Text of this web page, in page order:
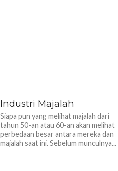
Industri Majalah
Siapa pun yang melihat majalah dari
tahun 50-an atau 60-an akan melihat
perbedaan besar antara mereka dan
majalah saat ini. Sebelum munculnya...